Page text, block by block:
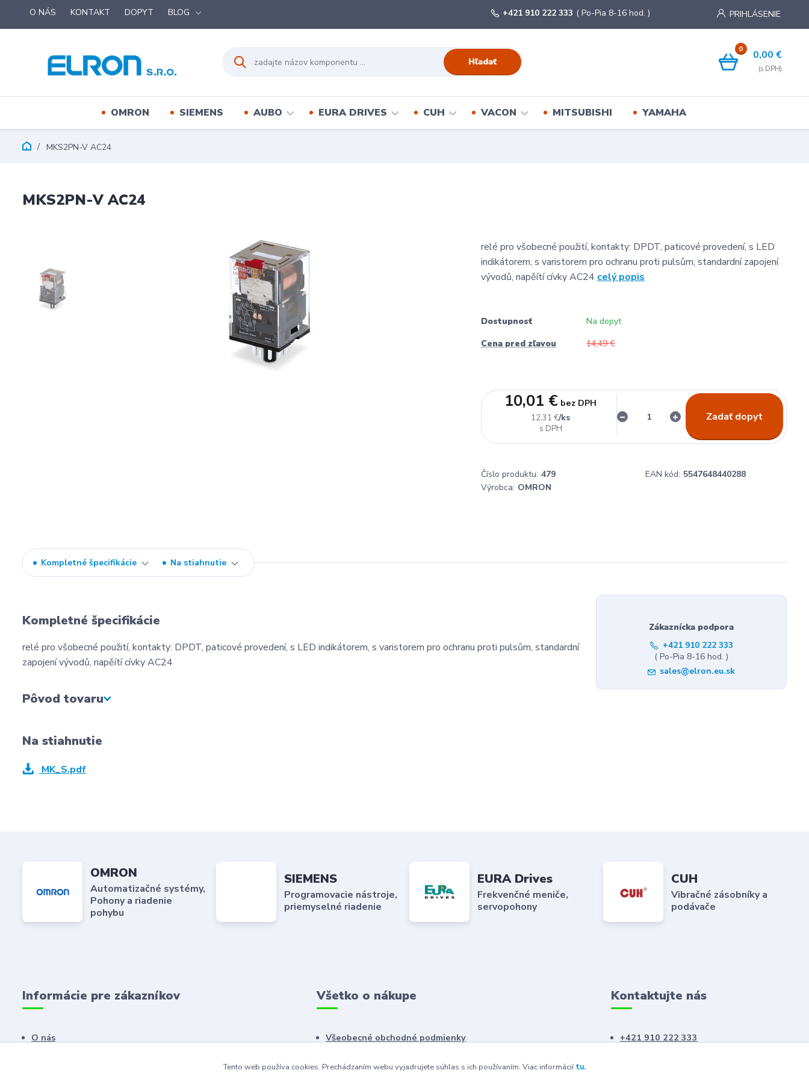
O NÁS KONTAKT DOPYT BLOG PRIHLÁSENIE
Hľadať
+421 910 222 333 ( Po-Pia 8-16 hod. )
0 0,00 €
OMRON SIEMENS AUBO EURA DRIVES CUH VACON MITSUBISHI YAMAHA
MKS2PN-V AC24
MKS2PN-V AC24
relé pro všobecné použití, kontakty: DPDT, paticové provedení, s LED
indikátorem, s varistorem pro ochranu proti pulsům, standardní zapojení
vývodů, napěítí cívky AC24 celý popis
Dostupnosť
Na dopyt
Cena pred zľavou
14,49 €
12,31 €/ks
10,01 € bez DPH
Zadať dopyt
Číslo produktu: 479 EAN kód: 5547648440288
Výrobca: OMRON
Kompletné špecifikácie Na stiahnutie
Kompletné špecifikácie
relé pro všobecné použití, kontakty: DPDT, paticové provedení, s LED indikátorem, s varistorem pro ochranu proti pulsům, standardní
zapojení vývodů, napěítí cívky AC24
Pôvod tovaru
Zákaznícka podpora
+421 910 222 333
( Po-Pia 8-16 hod. )
sales@elron.eu.sk
Na stiahnutie
MK_S.pdf
OMRON
Automatizačné systémy,
Pohony a riadenie
pohybu
SIEMENS
Programovacie nástroje,
priemyselné riadenie
EURA Drives
Frekvenčné meniče,
servopohony
CUH
Vibračné zásobníky a
podávače
Informácie pre zákazníkov
O nás
Všetko o nákupe
Všeobecné obchodné podmienky
Kontaktujte nás
+421 910 222 333
Tento web používa cookies. Prechádzaním webu vyjadrujete súhlas s ich používaním. Viac informáciítu.